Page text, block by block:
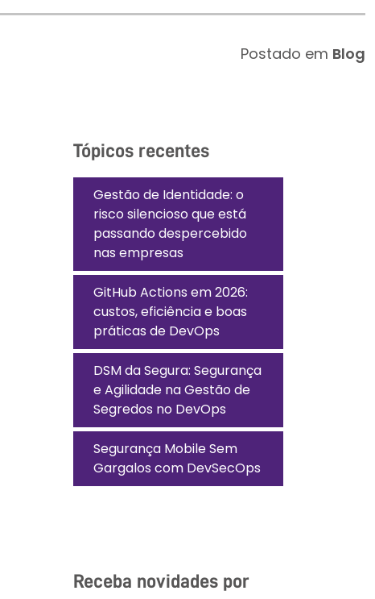
Postado em Blog
Tópicos recentes
Gestão de Identidade: o
risco silencioso que está
passando despercebido
nas empresas
GitHub Actions em 2026:
custos, eficiência e boas
práticas de DevOps
DSM da Segura: Segurança
e Agilidade na Gestão de
Segredos no DevOps
Segurança Mobile Sem
Gargalos com DevSecOps
Receba novidades por